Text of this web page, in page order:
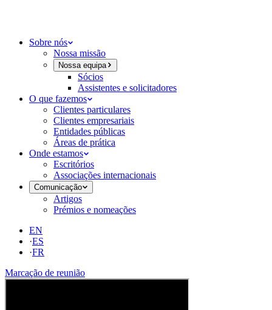
Sobre nós
Nossa missão
Nossa equipa
Sócios
Assistentes e solicitadores
O que fazemos
Clientes particulares
Clientes empresariais
Entidades públicas
Áreas de prática
Onde estamos
Escritórios
Associações internacionais
Comunicação
Artigos
Prémios e nomeações
EN
·ES
·FR
Marcação de reunião